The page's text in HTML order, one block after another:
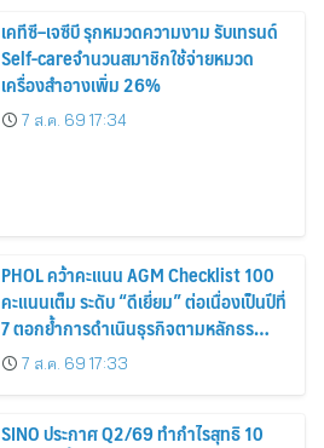
เคทีซี–เจซีบี รุกหมวดความงาม รับเทรนด์
Self-careจำนวนสมาชิกใช้จ่ายหมวด
เครื่องสำอางเพิ่ม 26%
7 ส.ค. 69 17:34
PHOL คว้าคะแนน AGM Checklist 100
คะแนนเต็ม ระดับ “ดีเยี่ยม” ต่อเนื่องเป็นปีที่
7 ตอกย้ำการดำเนินธุรกิจตามหลักธร
รมาภิบาล โปร่งใส สร้างความเชื่อมั่นผู้ถือ
หุ้น
7 ส.ค. 69 17:33
SINO ประกาศ Q2/69 ทำกำไรสุทธิ 10